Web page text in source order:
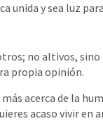
unida y sea luz
no altivos,
propia opinión.
acerca de la
acaso vivir en